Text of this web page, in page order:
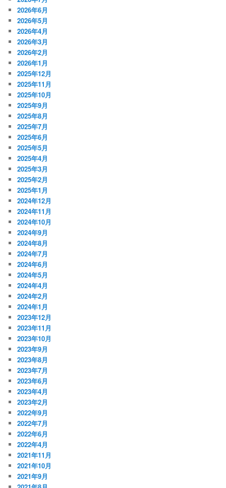
2026年6月
2026年5月
2026年4月
2026年3月
2026年2月
2026年1月
2025年12月
2025年11月
2025年10月
2025年9月
2025年8月
2025年7月
2025年6月
2025年5月
2025年4月
2025年3月
2025年2月
2025年1月
2024年12月
2024年11月
2024年10月
2024年9月
2024年8月
2024年7月
2024年6月
2024年5月
2024年4月
2024年2月
2024年1月
2023年12月
2023年11月
2023年10月
2023年9月
2023年8月
2023年7月
2023年6月
2023年4月
2023年2月
2022年9月
2022年7月
2022年6月
2022年4月
2021年11月
2021年10月
2021年9月